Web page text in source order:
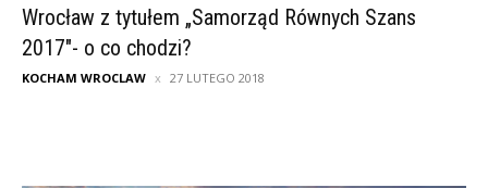
Wrocław z tytułem „Samorząd Równych Szans
2017″- o co chodzi?
KOCHAM WROCLAW 27 LUTEGO 2018